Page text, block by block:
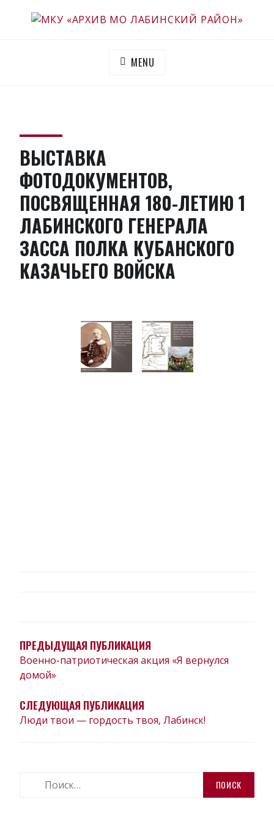
MENU
ВЫСТАВКА
ФОТОДОКУМЕНТОВ,
ПОСВЯЩЕННАЯ 180-ЛЕТИЮ 1
ЛАБИНСКОГО ГЕНЕРАЛА
ЗАССА ПОЛКА КУБАНСКОГО
КАЗАЧЬЕГО ВОЙСКА
ЗАПИСЯМ
ПРЕДЫДУЩАЯ ПУБЛИКАЦИЯ
Военно-патриотическая акция «Я вернулся
домой»
СЛЕДУЮЩАЯ ПУБЛИКАЦИЯ
Люди твои — гордость твоя, Лабинск!